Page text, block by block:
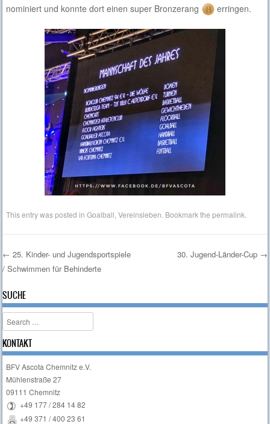
nominiert und konnte dort einen super Bronzerang
erringen.
This entry was posted inGoalball,Vereinsleben. Bookmark thepermalink.
Post navigation
← 25. Kinder- und Jugendsportspiele
/ Schwimmen für Behinderte
30. Jugend-Länder-Cup →
SUCHE
Search
KONTAKT
BFV Ascota Chemnitz e.V.
Mühlenstraße 27
09111 Chemnitz
+49 177 / 284 14 82
+49 371 / 400 23 61